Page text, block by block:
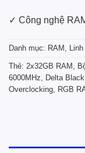
✓ Công nghệ
Danh mục: RAM ,
Thẻ: 2x32GB RAM ,
6000MHz, Delta
Overclocking, RGB